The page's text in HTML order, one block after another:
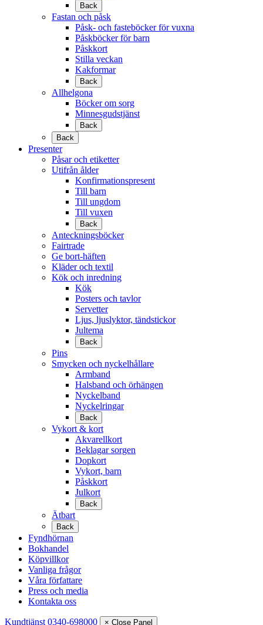
Back
Fastan och påsk
Påsk- och fasteböcker för vuxna
Påskböcker för barn
Påskkort
Stilla veckan
Kakformar
Back
Allhelgona
Böcker om sorg
Minnesgudstjänst
Back
Back
Presenter
Påsar och etiketter
Utifrån ålder
Konfirmationspresent
Till barn
Till ungdom
Till vuxen
Back
Anteckningsböcker
Fairtrade
Ge bort-häften
Kläder och textil
Kök och inredning
Kök
Posters och tavlor
Servetter
Ljus, ljuslyktor, tändstickor
Jultema
Back
Pins
Smycken och nyckelhållare
Armband
Halsband och örhängen
Nyckelband
Nyckelringar
Back
Vykort & kort
Akvarellkort
Beklagar sorgen
Dopkort
Vykort, barn
Påskkort
Julkort
Back
Ätbart
Back
Fyndhörnan
Bokhandel
Köpvillkor
Vanliga frågor
Våra författare
Press och media
Kontakta oss
Kundtjänst 0340-698000 × Close Panel